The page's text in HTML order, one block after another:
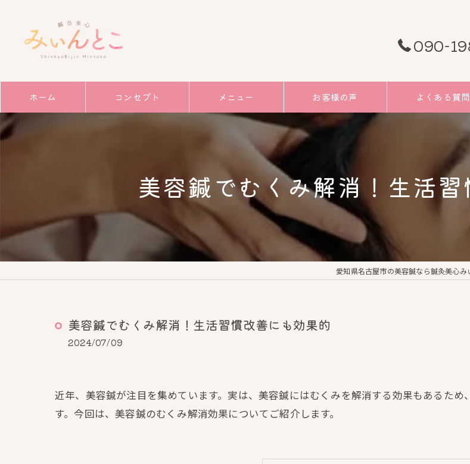
090-
ホーム コンセプト メニュー お客様の声 よくある質問
美容鍼でむくみ解消！生活
愛知県名古屋市の美容鍼なら鍼灸美心み
美容鍼でむくみ解消！生活習慣改善にも効果的
2024/07/09
近年、美容鍼が注目を集めています。実は、美容鍼にはむくみを解消する効果もあるた
す。今回は、美容鍼のむくみ解消効果についてご紹介します。